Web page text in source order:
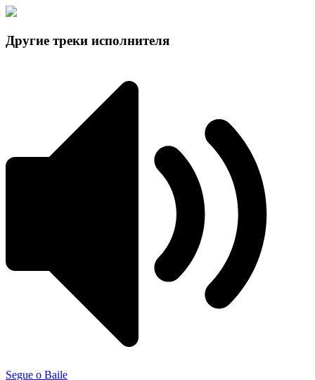
Другие треки исполнителя
Segue o Baile